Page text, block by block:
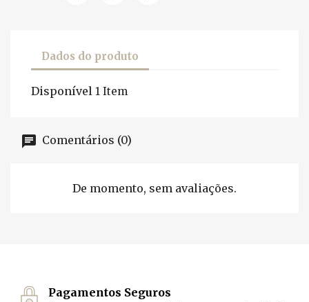
Dados do produto
Disponível 1 Item
Comentários (0)
De momento, sem avaliações.
Pagamentos Seguros